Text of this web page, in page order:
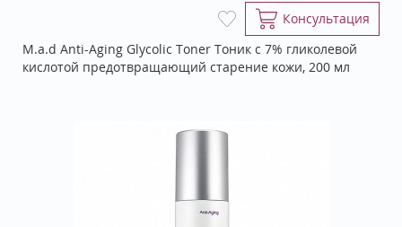
Консультация
M.a.d Anti-Aging Glycolic Toner Тоник с 7% гликолевой
кислотой предотвращающий старение кожи, 200 мл